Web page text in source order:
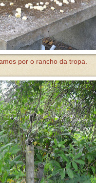
por o rancho da tropa.